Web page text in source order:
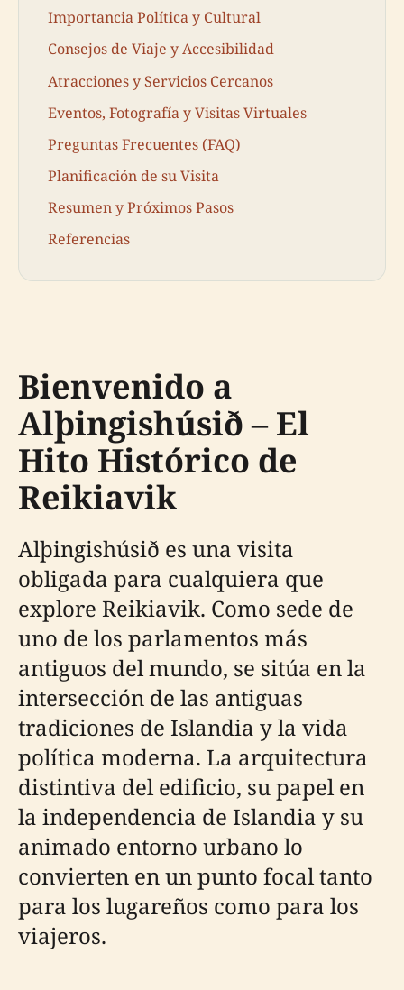
Importancia Política y Cultural
Consejos de Viaje y Accesibilidad
Atracciones y Servicios Cercanos
Eventos, Fotografía y Visitas Virtuales
Preguntas Frecuentes (FAQ)
Planificación de su Visita
Resumen y Próximos Pasos
Referencias
Bienvenido a
Alþingishúsið – El
Hito Histórico de
Reikiavik
Alþingishúsið es una visita
obligada para cualquiera que
explore Reikiavik. Como sede de
uno de los parlamentos más
antiguos del mundo, se sitúa en la
intersección de las antiguas
tradiciones de Islandia y la vida
política moderna. La arquitectura
distintiva del edificio, su papel en
la independencia de Islandia y su
animado entorno urbano lo
convierten en un punto focal tanto
para los lugareños como para los
viajeros.